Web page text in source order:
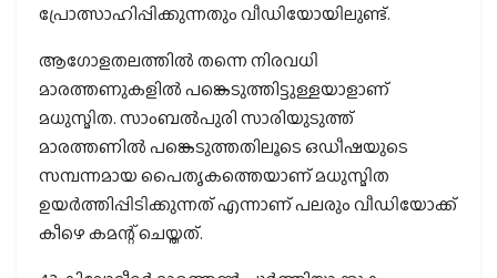
പ്രോത്സാഹിപ്പിക്കുന്നതും വീഡിയോയിലുണ്ട്.
ആ​ഗോളതലത്തിൽ തന്നെ നിരവധി
മാരത്തണുകളിൽ പങ്കെടുത്തിട്ടുള്ളയാളാണ്
മധുസ്മിത. സാംബൽപുരി സാരിയുടുത്ത്
മാരത്തണിൽ പങ്കെടുത്തതിലൂടെ ഒഡീഷയുടെ
സമ്പന്നമായ പൈതൃകത്തെയാണ് മധുസ്മിത
ഉയർത്തിപ്പിടിക്കുന്നത് എന്നാണ് പലരും വീഡിയോക്ക്
കീഴെ കമന്റ് ചെയ്തത്.